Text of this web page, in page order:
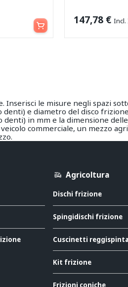
Aggiungi al carrello 147,78 € Incl.
Inserisci le misure negli spazi
denti) e diametro del disco
in mm e la dimensione
commerciale, un mezzo
Agricoltura
Dischi frizione
Spingidischi frizione
Cuscinetti reggispinta
Kit frizione
Frizioni coniche